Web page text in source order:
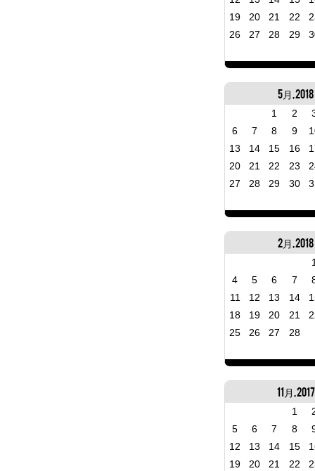
19
20 21 22
26
27 28 29
5月, 2018
1 2
6
7 8 9
13
14 15 16
20
21 22 23
27
28 29 30
2月, 2018
4
5 6 7
11
12 13 14
18
19 20 21
25
26 27 28
11月, 2017
1
5
6 7 8
12
13 14 15
19
20 21 22